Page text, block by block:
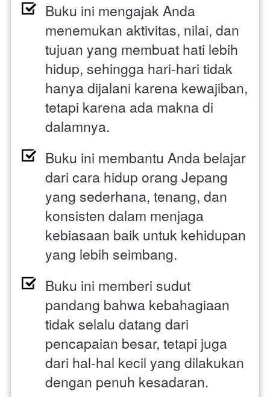
Buku ini mengajak Anda
menemukan aktivitas, nilai, dan
tujuan yang membuat hati lebih
hidup, sehingga hari-hari tidak
hanya dijalani karena kewajiban,
tetapi karena ada makna di
dalamnya.
Buku ini membantu Anda belajar
dari cara hidup orang Jepang
yang sederhana, tenang, dan
konsisten dalam menjaga
kebiasaan baik untuk kehidupan
yang lebih seimbang.
Buku ini memberi sudut
pandang bahwa kebahagiaan
tidak selalu datang dari
pencapaian besar, tetapi juga
dari hal-hal kecil yang dilakukan
dengan penuh kesadaran.